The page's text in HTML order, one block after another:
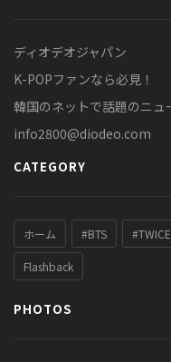
ディオデオジャパン
K-POPファンなら必見！
韓国のネットで話題のニュ
info2800@diodeo.com
CATEGORY
ホーム #BTS #TWICE
Flashback
PHOTOS